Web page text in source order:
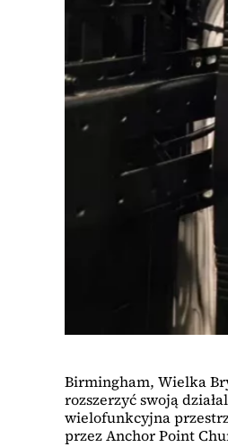
Birmingham, Wielka
rozszerzyć swoją
wielofunkcyjna
przez Anchor Point